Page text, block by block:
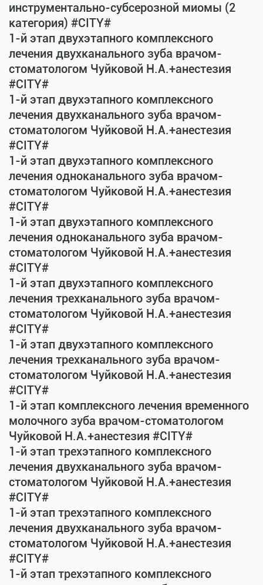
инструментально-субсерозной миомы (2
категория) #CITY#
1-й этап двухэтапного комплексного
лечения двухканального зуба врачом-
стоматологом Чуйковой Н.А.+анестезия
#CITY#
1-й этап двухэтапного комплексного
лечения двухканального зуба врачом-
стоматологом Чуйковой Н.А.+анестезия
#CITY#
1-й этап двухэтапного комплексного
лечения одноканального зуба врачом-
стоматологом Чуйковой Н.А.+анестезия
#CITY#
1-й этап двухэтапного комплексного
лечения одноканального зуба врачом-
стоматологом Чуйковой Н.А.+анестезия
#CITY#
1-й этап двухэтапного комплексного
лечения трехканального зуба врачом-
стоматологом Чуйковой Н.А.+анестезия
#CITY#
1-й этап двухэтапного комплексного
лечения трехканального зуба врачом-
стоматологом Чуйковой Н.А.+анестезия
#CITY#
1-й этап комплексного лечения временного
молочного зуба врачом-стоматологом
Чуйковой Н.А.+анестезия #CITY#
1-й этап трехэтапного комплексного
лечения двухканального зуба врачом-
стоматологом Чуйковой Н.А.+анестезия
#CITY#
1-й этап трехэтапного комплексного
лечения двухканального зуба врачом-
стоматологом Чуйковой Н.А.+анестезия
#CITY#
1-й этап трехэтапного комплексного